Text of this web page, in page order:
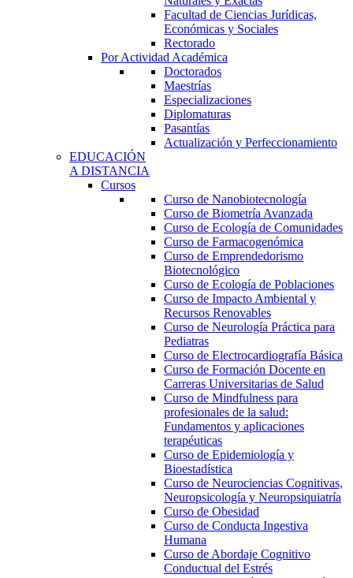
Facultad de Ciencias Jurídicas,
Económicas y Sociales
Rectorado
Por Actividad Académica
Doctorados
Maestrías
Especializaciones
Diplomaturas
Pasantías
Actualización y Perfeccionamiento
EDUCACIÓN
A DISTANCIA
Cursos
Curso de Nanobiotecnología
Curso de Biometría Avanzada
Curso de Ecología de Comunidades
Curso de Farmacogenómica
Curso de Emprendedorismo
Biotecnológico
Curso de Ecología de Poblaciones
Curso de Impacto Ambiental y
Recursos Renovables
Curso de Neurología Práctica para
Pediatras
Curso de Electrocardiografía Básica
Curso de Formación Docente en
Carreras Universitarias de Salud
Curso de Mindfulness para
profesionales de la salud:
Fundamentos y aplicaciones
terapéuticas
Curso de Epidemiología y
Bioestadística
Curso de Neurociencias Cognitivas,
Neuropsicología y Neuropsiquiatría
Curso de Obesidad
Curso de Conducta Ingestiva
Humana
Curso de Abordaje Cognitivo
Conductual del Estrés